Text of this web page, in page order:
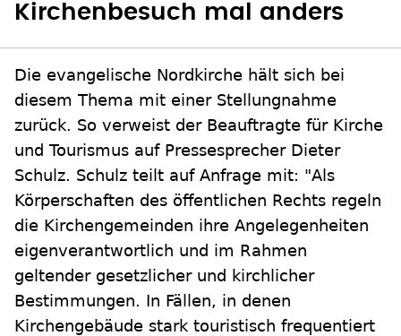
Kirchenbesuch mal anders
Die evangelische Nordkirche hält sich bei
diesem Thema mit einer Stellungnahme
zurück. So verweist der Beauftragte für Kirche
und Tourismus auf Pressesprecher Dieter
Schulz. Schulz teilt auf Anfrage mit: "Als
Körperschaften des öffentlichen Rechts regeln
die Kirchengemeinden ihre Angelegenheiten
eigenverantwortlich und im Rahmen
geltender gesetzlicher und kirchlicher
Bestimmungen. In Fällen, in denen
Kirchengebäude stark touristisch frequentiert